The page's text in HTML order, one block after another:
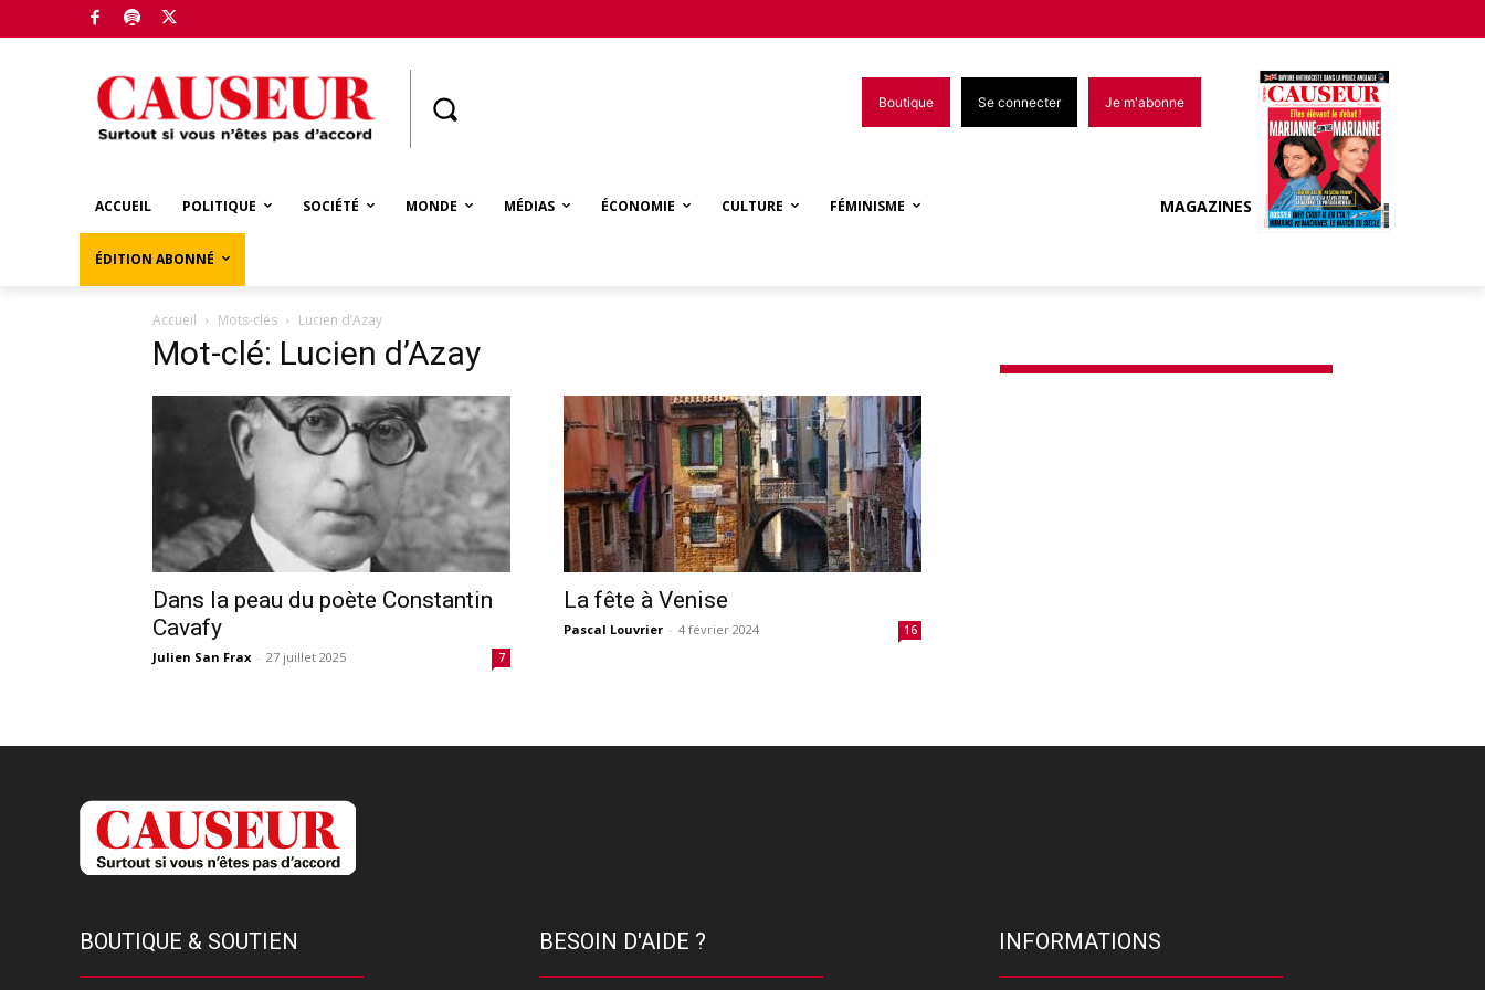
Boutique Se connecter Je m'abonne
ACCUEIL POLITIQUE SOCIÉTÉ MONDE MÉDIAS ÉCONOMIE CULTURE FÉMINISME
ÉDITION ABONNÉ
MAGAZINES
Accueil Mots-clés Lucien d’Azay
Mot-clé: Lucien d’Azay
Dans la peau du poète Constantin
Cavafy
Julien San Frax - 27 juillet 2025 7
La fête à Venise
Pascal Louvrier - 4 février 2024 16
BOUTIQUE & SOUTIEN BESOIN D'AIDE ? INFORMATIONS